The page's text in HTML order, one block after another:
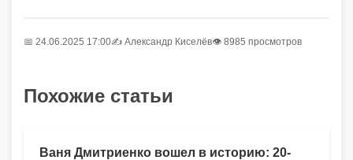
📅 24.06.2025 17:00✍️ Александр Киселёв👁 8985 просмотров
Похожие статьи
Ваня Дмитриенко вошел в историю: 20-